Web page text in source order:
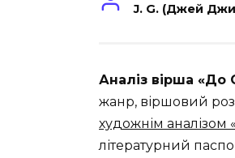
J. G. (Джей
Аналіз вірша «До
жанр, віршовий
художнім аналізом
літературний